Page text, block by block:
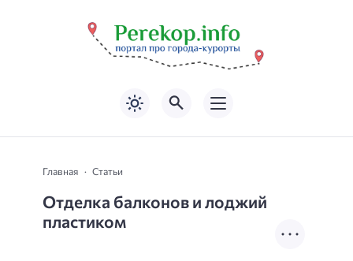
Главная Статьи
Отделка балконов и лоджий
пластиком